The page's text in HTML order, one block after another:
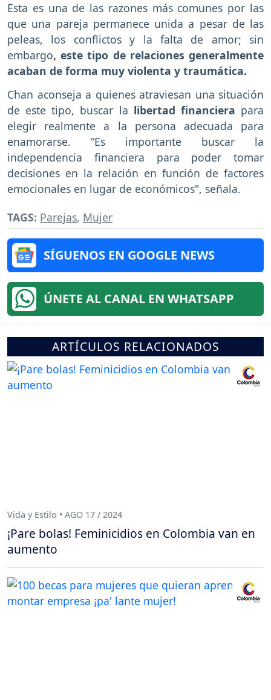
Esta es una de las razones más comunes por las
que una pareja permanece unida a pesar de las
peleas, los conflictos y la falta de amor; sin
embargo, este tipo de relaciones generalmente
acaban de forma muy violenta y traumática.
Chan aconseja a quienes atraviesan una situación
de este tipo, buscar la libertad financiera para
elegir realmente a la persona adecuada para
enamorarse. “Es importante buscar la
independencia financiera para poder tomar
decisiones en la relación en función de factores
emocionales en lugar de económicos", señala.
TAGS: Parejas, Mujer
SÍGUENOS EN GOOGLE NEWS
ÚNETE AL CANAL EN WHATSAPP
ARTÍCULOS RELACIONADOS
Vida y Estilo • AGO 17 / 2024
¡Pare bolas! Feminicidios en Colombia van en
aumento